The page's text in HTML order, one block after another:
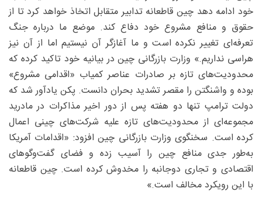
خود ادامه دهد چین قاطعانه تدابیر متقابل اتخاذ خواهد کرد تا از
حقوق و منافع مشروع خود دفاع کند. موضع ما درباره جنگ
تعرفه‌ای تغییر نکرده است و ما آغازگر آن نیستیم اما از آن نیز
هراسی نداریم.» وزارت بازرگانی چین در بیانیه خود تاکید کرده که
محدودیت‌های تازه بر صادرات عناصر کمیاب «اقدامی مشروع»
بوده و واشنگتن را مقصر تشدید بحران دانست. پکن یادآور شد که
دولت ترامپ تنها دو هفته پس از دور اخیر مذاکرات در مادرید
مجموعه‌ای از محدودیت‌های تازه علیه شرکت‌های چینی اعمال
کرده است. سخنگوی وزارت بازرگانی چین افزود: «اقدامات آمریکا
به‌طور جدی منافع چین را آسیب زده و فضای گفت‌وگوهای
اقتصادی و تجاری دوجانبه را مخدوش کرده است. چین قاطعانه
با این رویکرد مخالف است.»